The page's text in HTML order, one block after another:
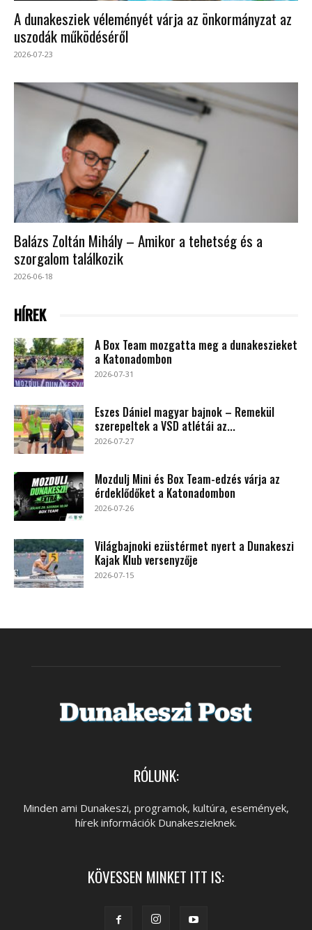
A dunakesziek véleményét várja az önkormányzat az
uszodák működéséről
2026-07-23
Balázs Zoltán Mihály – Amikor a tehetség és a
szorgalom találkozik
2026-06-18
HÍREK
A Box Team mozgatta meg a dunakeszieket
a Katonadombon
2026-07-31
Eszes Dániel magyar bajnok – Remekül
szerepeltek a VSD atlétái az...
2026-07-27
Mozdulj Mini és Box Team-edzés várja az
érdeklődőket a Katonadombon
2026-07-26
Világbajnoki ezüstérmet nyert a Dunakeszi
Kajak Klub versenyzője
2026-07-15
RÓLUNK:
Minden ami Dunakeszi, programok, kultúra, események,
hírek információk Dunakeszieknek.
KÖVESSEN MINKET ITT IS: